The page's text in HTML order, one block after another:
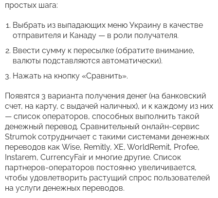
простых шага:
Выбрать из выпадающих меню Украину в качестве
отправителя и Канаду — в роли получателя.
Ввести сумму к пересылке (обратите внимание,
валюты подставляются автоматически).
Нажать на кнопку «Сравнить».
Появятся 3 варианта получения денег (на банковский
счет, на карту, с выдачей наличных), и к каждому из них
— список операторов, способных выполнить такой
денежный перевод. Сравнительный онлайн-сервис
Strumok сотрудничает с такими системами денежных
переводов как Wise, Remitly, XE, WorldRemit, Profee,
Instarem, CurrencyFair и многие другие. Список
партнеров-операторов постоянно увеличивается,
чтобы удовлетворить растущий спрос пользователей
на услуги денежных переводов.